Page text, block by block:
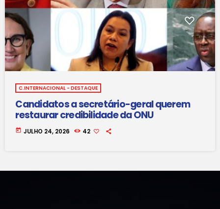
C.INTERNACIONAL - DESTAQUE
Candidatos a secretário-geral querem
restaurar credibilidade da ONU
today JULHO 24, 2026 42